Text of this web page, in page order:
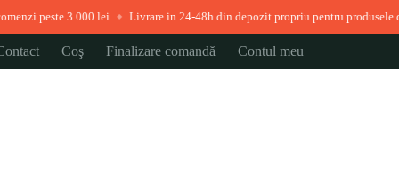
peste 3.000 lei ◆ Livrare in 24-48h din depozit propriu pentru produsele
Coş Finalizare comandă Contul meu